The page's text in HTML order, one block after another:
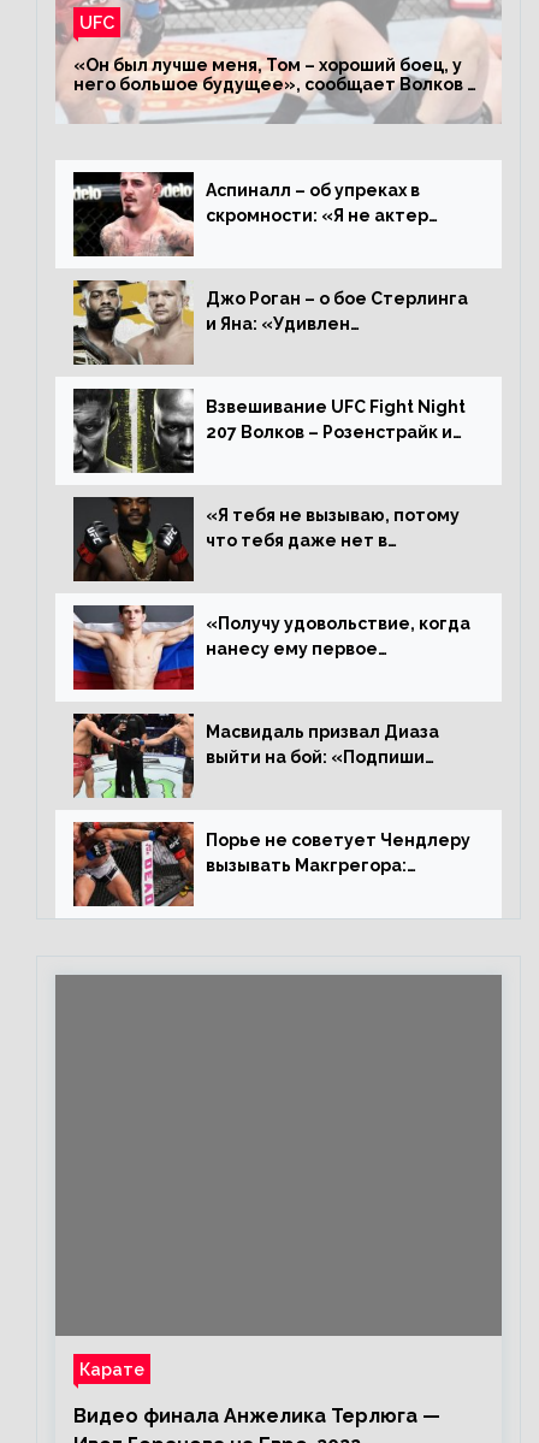
UFC
«Он был лучше меня, Том – хороший боец, у
него большое будущее», сообщает Волков –
о поражении Аспиналлу
Аспиналл – об упреках в
скромности: «Я не актер
дерьмо»
Джо Роган – о бое Стерлинга
и Яна: «Удивлен
Алджамейн определенно
выиграл»
Взвешивание UFC Fight Night
207 Волков – Розенстрайк и
«Я тебя не вызываю, потому
что тебя даже нет в
пауза», сообщает Стерлинг
ответил Сехудо
«Получу удовольствие, когда
нанесу ему первое
Иге – про бой с Евлоевым
Масвидаль призвал Диаза
выйти на бой: «Подпиши
повторим»
Порье не советует Чендлеру
вызывать Макгрегора:
каждом бою, а Конор умеет
Карате
Видео финала Анжелика Терлюга —